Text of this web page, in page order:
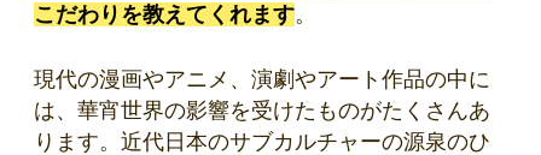
こだわりを教えてくれます。
現代の漫画やアニメ、演劇やアート作品の中に
は、華宵世界の影響を受けたものがたくさんあ
ります。近代日本のサブカルチャーの源泉のひ